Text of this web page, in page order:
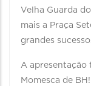
Velha Guarda
mais a Praça
grandes
A apresentação
Momesca de BH!